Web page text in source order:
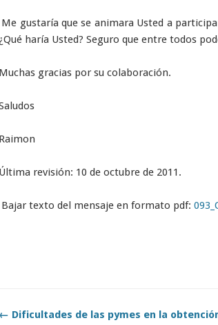
Me gustaría que se animara Usted a
haría Usted? Seguro que entre todos
Muchas gracias por su colaboración.
Raimon
Última revisión: 10 de octubre de 2011.
Bajar texto del mensaje en formato pdf:
← Dificultades de las pymes en la